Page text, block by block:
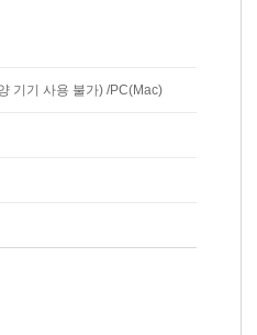
기기 사용 불가) /PC(Mac)